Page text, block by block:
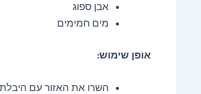
אבן ספוג
מים חמימים
אופן שימוש:
השרו את האזור עם היבלת